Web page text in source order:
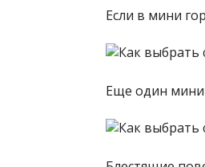
Если в мини
Еще один